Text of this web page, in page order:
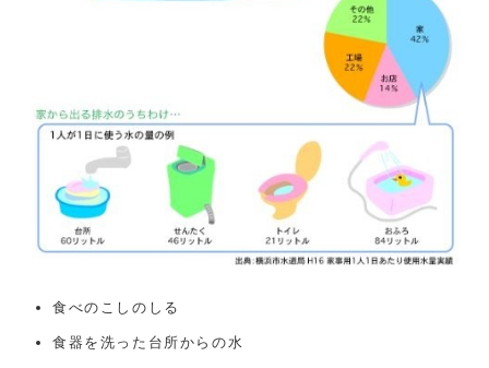
食べのこしのしる
食器を洗った台所からの水